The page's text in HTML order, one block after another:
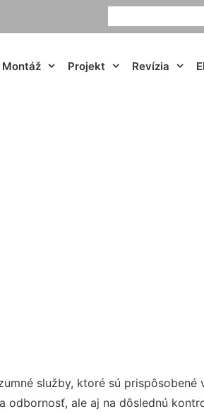
Montáž Projekt Revízia
služby, ktoré sú prispôsobené
odbornosť, ale aj na dôslednú